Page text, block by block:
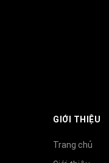
GIỚI THIỆU
Trang chủ